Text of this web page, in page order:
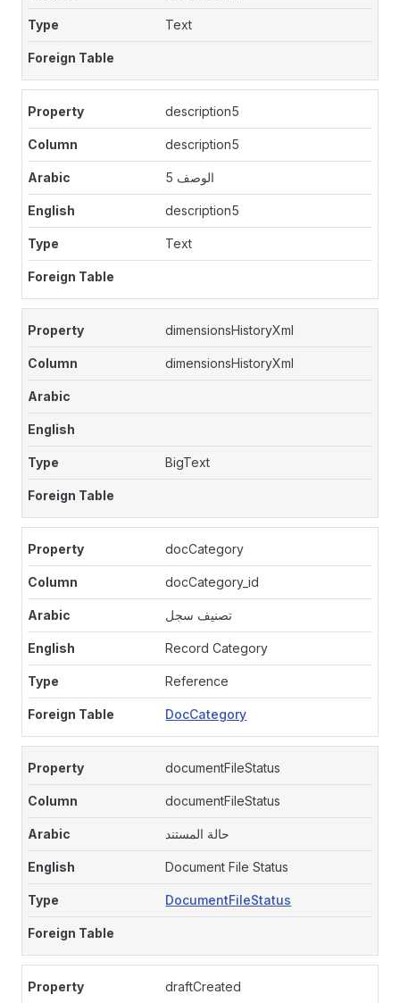
Text
description5
description5
الوصف 5
description5
Text
dimensionsHistoryXml
dimensionsHistoryXml
BigText
docCategory
docCategory_id
تصنيف سجل
Record Category
Reference
DocCategory
documentFileStatus
documentFileStatus
حالة المستند
Document File Status
DocumentFileStatus
draftCreated